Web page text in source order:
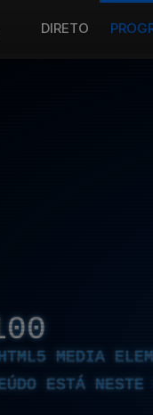
DIRETO
MEDIA
ESTÁ